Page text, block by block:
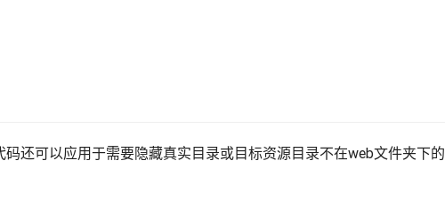
还可以应用于需要隐藏真实目录或目标资源目录不在web文件夹下的